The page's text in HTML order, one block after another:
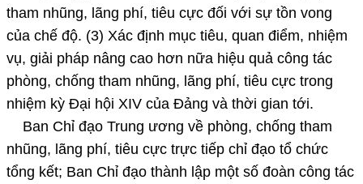
tham nhũng, lãng phí, tiêu cực đối với sự tồn vong
của chế độ. (3) Xác định mục tiêu, quan điểm, nhiệm
vụ, giải pháp nâng cao hơn nữa hiệu quả công tác
phòng, chống tham nhũng, lãng phí, tiêu cực trong
nhiệm kỳ Đại hội XIV của Đảng và thời gian tới.
Ban Chỉ đạo Trung ương về phòng, chống tham
nhũng, lãng phí, tiêu cực trực tiếp chỉ đạo tổ chức
tổng kết; Ban Chỉ đạo thành lập một số đoàn công tác